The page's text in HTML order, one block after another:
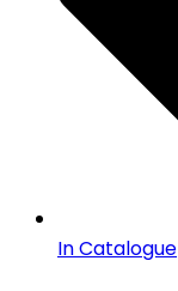
In Catalogue